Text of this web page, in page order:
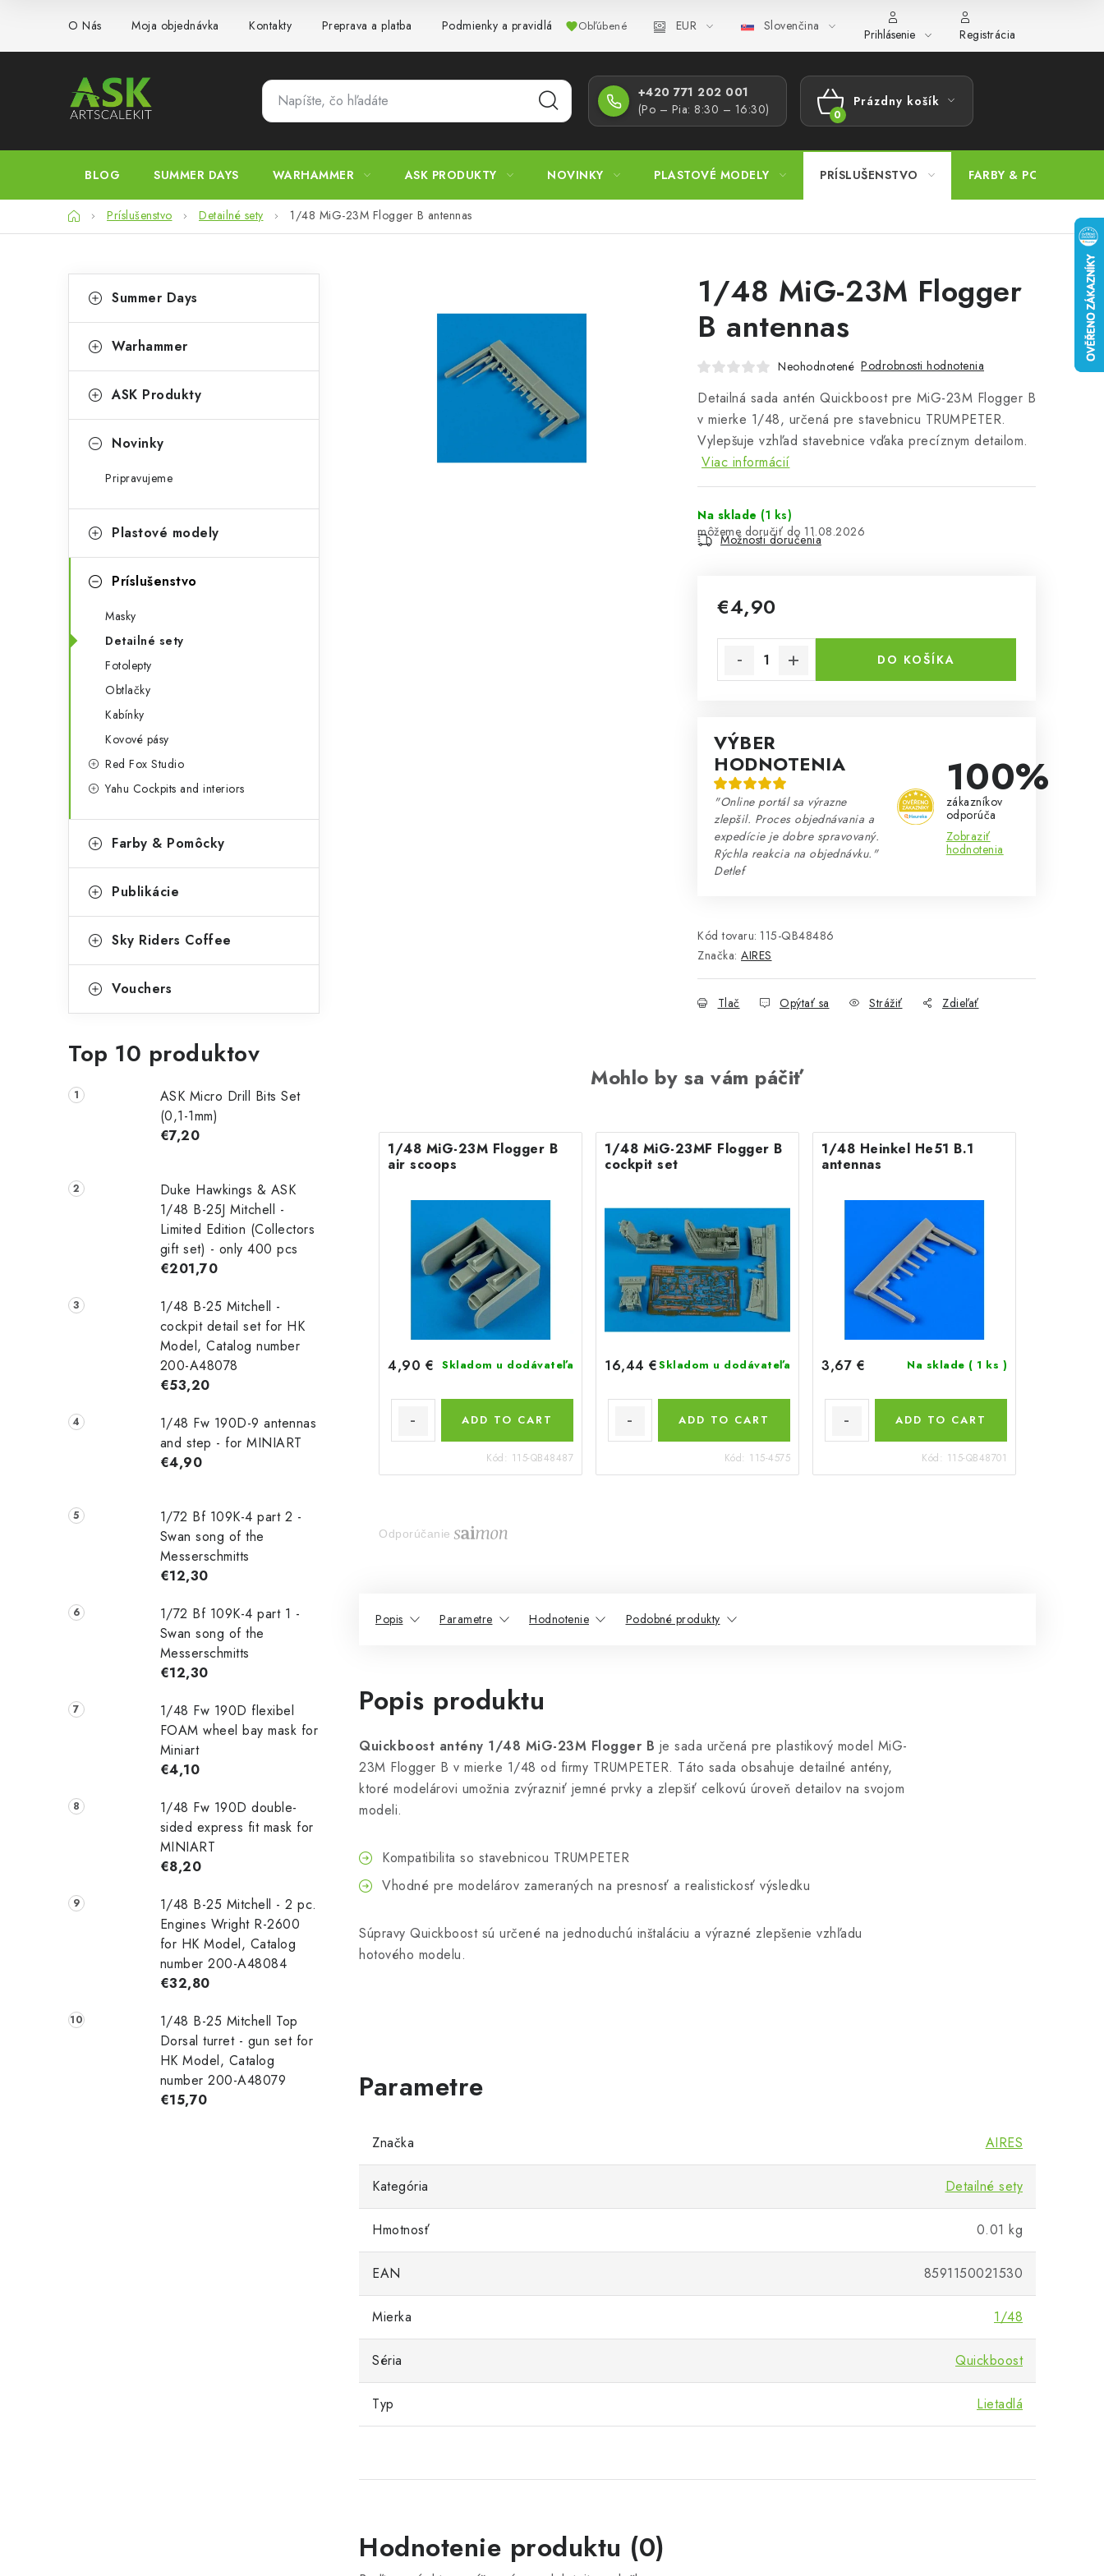
obsah
O Nás Moja objednávka Kontakty Preprava a platba Podmienky a pravidlá Zásady ochrany osobných údajov Postup pri podávaní sťažností Veľkoobchod
Obľúbené EUR Slovenčina
Prihlásenie Registrácia
+420 771 202 001​
(Po – Pia: 8:30 – 16:30)
NÁKUPNÝ
Prázdny košík
BLOG SUMMER DAYS WARHAMMER ASK PRODUKTY NOVINKY PLASTOVÉ MODELY PRÍSLUŠENSTVO FARBY & POMÔCKY
DomovPríslušenstvo Detailné sety 1/48 MiG-23M Flogger B antennas
o
n
ý
n
l
kategórie
a
e
ó
e
Summer Days
Warhammer
ASK Produkty
Novinky
Pripravujeme
Plastové modely
Príslušenstvo
Masky
Detailné sety
Fotolepty
Obtlačky
Kabínky
Kovové pásy
Red Fox Studio
Yahu Cockpits and interiors
Farby & Pomôcky
Publikácie
Sky Riders Coffee
Vouchers
Top 10 produktov
ASK Micro Drill Bits Set
(0,1-1mm)
€7,20
Duke Hawkings & ASK
1/48 B-25J Mitchell -
Limited Edition (Collectors
gift set) - only 400 pcs
€201,70
1/48 B-25 Mitchell -
cockpit detail set for HK
Model, Catalog number
200-A48078
€53,20
1/48 Fw 190D-9 antennas
and step - for MINIART
€4,90
1/72 Bf 109K-4 part 2 -
Swan song of the
Messerschmitts
€12,30
1/72 Bf 109K-4 part 1 -
Swan song of the
Messerschmitts
€12,30
1/48 Fw 190D flexibel
FOAM wheel bay mask for
Miniart
€4,10
1/48 Fw 190D double-
sided express fit mask for
MINIART
€8,20
1/48 B-25 Mitchell - 2 pc.
Engines Wright R-2600
for HK Model, Catalog
number 200-A48084
€32,80
1/48 B-25 Mitchell Top
Dorsal turret - gun set for
HK Model, Catalog
number 200-A48079
€15,70
1/48 MiG-23M Flogger
B antennas
Neohodnotené Podrobnosti hodnotenia
Detailná sada antén Quickboost pre MiG-23M Flogger B
v mierke 1/48, určená pre stavebnicu TRUMPETER.
Vylepšuje vzhľad stavebnice vďaka precíznym detailom.
Viac informácií
Na sklade (1 ks)
11.08.2026
Možnosti doručenia
€4,90
DO KOŠÍKA
VÝBER
HODNOTENIA
"Online portál sa výrazne
zlepšil. Proces objednávania a
expedície je dobre spravovaný.
Rýchla reakcia na objednávku."
Detlef
100%
zákazníkov
odporúča
Zobraziť
hodnotenia
Kód tovaru: 115-QB48486
Značka: AIRES
Tlač Opýtať sa Strážiť Zdieľať
Mohlo by sa vám páčiť
1/48 MiG-23M Flogger B
air scoops
4,90 € Skladom u dodávateľa
ADD TO CART
Kód: 115-QB48487
1/48 MiG-23MF Flogger B
cockpit set
16,44 €Skladom u dodávateľa
ADD TO CART
Kód: 115-4575
1/48 Heinkel He51 B.1
antennas
3,67 € Na sklade ( 1 ks )
ADD TO CART
Kód: 115-QB48701
Odporúčanie
Popis Parametre Hodnotenie Podobné produkty
Popis produktu
Quickboost antény 1/48 MiG-23M Flogger B je sada určená pre plastikový model MiG-
23M Flogger B v mierke 1/48 od firmy TRUMPETER. Táto sada obsahuje detailné antény,
ktoré modelárovi umožnia zvýrazniť jemné prvky a zlepšiť celkovú úroveň detailov na svojom
modeli.
Kompatibilita so stavebnicou TRUMPETER
Vhodné pre modelárov zameraných na presnosť a realistickosť výsledku
Súpravy Quickboost sú určené na jednoduchú inštaláciu a výrazné zlepšenie vzhľadu
hotového modelu.
Značka AIRES
Kategória Detailné sety
Hmotnosť 0.01 kg
EAN 8591150021530
Mierka 1/48
Séria Quickboost
Typ Lietadlá
Hodnotenie produktu (0)